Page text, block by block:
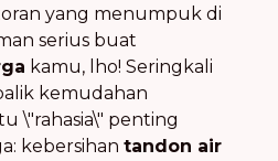
yang menumpuk di
serius buat
kamu, lho! Seringkali
kemudahan
\"rahasia\" penting
kebersihan tandon air